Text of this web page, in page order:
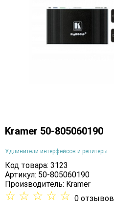
Kramer 50-805060190
Удлинители интерфейсов и репитеры
Код товара: 3123
Артикул: 50-805060190
Производитель: Kramer
☆ ☆ ☆ ☆ ☆ 0 отзывов